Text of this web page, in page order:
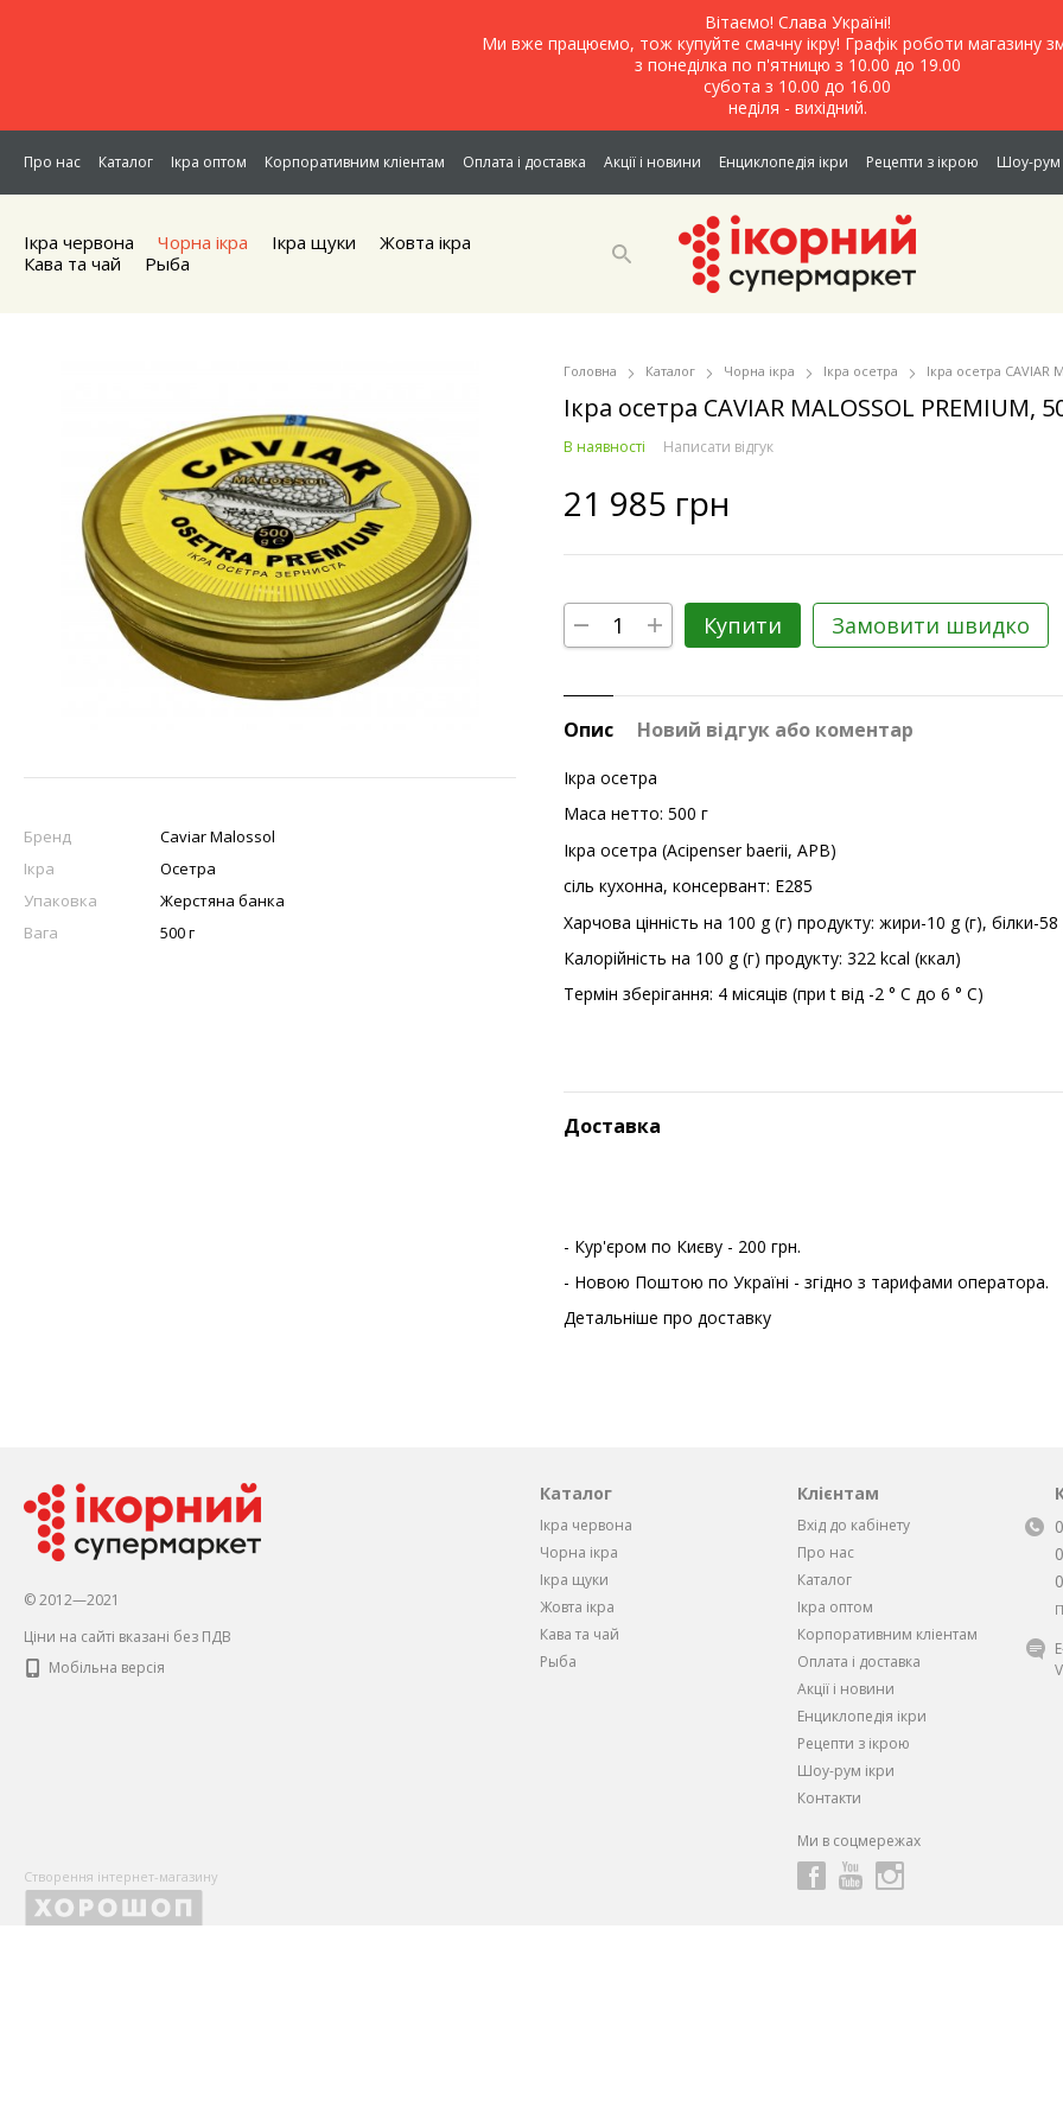
Вітаємо! Слава Україні!
Ми вже працюємо, тож купуйте смачну ікру! Графік роботи магазину
з понеділка по п'ятницю з 10.00 до 19.00
субота з 10.00 до 16.00
неділя - вихідний.
Про нас Каталог Ікра оптом Корпоративним кліентам Оплата і доставка Акції і новини Енциклопедія ікри Рецепти з ікрою Шоу-рум
Ікра червона Чорна iкра Iкра щуки
Жовта iкра
Кава та чай
Рыба
Бренд
Caviar Malossol
Iкра
Осетра
Упаковка
Жерстяна банка
Вага
500 г
Головна Каталог Чорна iкра Iкра осетра Ікра осетра CAVIAR
Ікра осетра CAVIAR MALOSSOL PREMIUM,
В наявності Написати відгук
21 985 грн
Купити Замовити швидко
Опис Новий відгук або коментар
Ікра осетра
Маса нетто: 500 г
Ікра осетра (Acipenser baerii, APB)
сіль кухонна, консервант: E285
Харчова цінність на 100 g (г) продукту: жири-10 g (г), білки-58
Калорійність на 100 g (г) продукту: 322 kcal (ккал)
Термін зберігання: 4 місяців (при t від -2 ° С до 6 ° С)
Доставка
- Кур'єром по Києву - 200 грн.
- Новою Поштою по Україні - згідно з тарифами оператора.
Детальніше про доставку
© 2012—2021
Ціни на сайті вказані без ПДВ
Мобільна версія
Каталог
Ікра червона
Чорна iкра
Iкра щуки
Жовта iкра
Кава та чай
Рыба
Клієнтам
Вхід до кабінету
Про нас
Каталог
Ікра оптом
Корпоративним кліентам
Оплата і доставка
Акції і новини
Енциклопедія ікри
Рецепти з ікрою
Шоу-рум ікри
Контакти
Ми в соцмережах
Створення інтернет-магазину